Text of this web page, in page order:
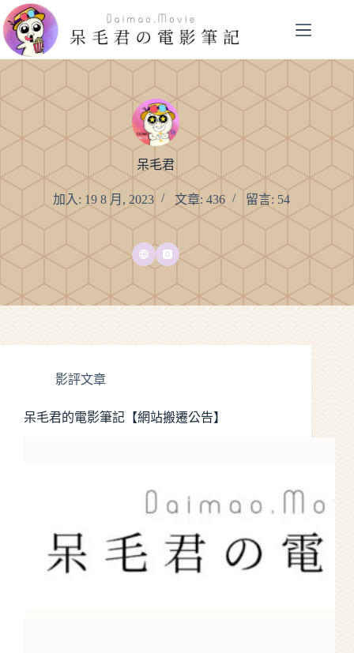
跳
至
主
容
呆毛君
加入: 19 8 月, 2023 文章: 436 留言: 54
影評文章
呆毛君的電影筆記【網站搬遷公告】